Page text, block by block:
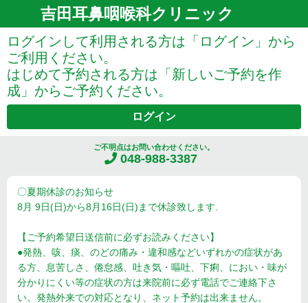
吉田耳鼻咽喉科クリニック
ご不明点はお問い合わせください。
048-988-3387
ログインして利用される方は「ログイン」から
ご利用ください。
はじめて予約される方は「新しいご予約を作
成」からご予約ください。
ログイン
〇夏期休診のお知らせ
8月 9日(日)から8月16日(日)まで休診致します.
【ご予約希望日送信前に必ずお読みください】
●発熱、咳、痰、のどの痛み・違和感などいずれかの症状があ
る方、息苦しさ、倦怠感、吐き気・嘔吐、下痢、におい・味が
分かりにくい等の症状の方は来院前に必ず電話でご連絡下さ
い。発熱外来での対応となり、ネット予約は出来ません。